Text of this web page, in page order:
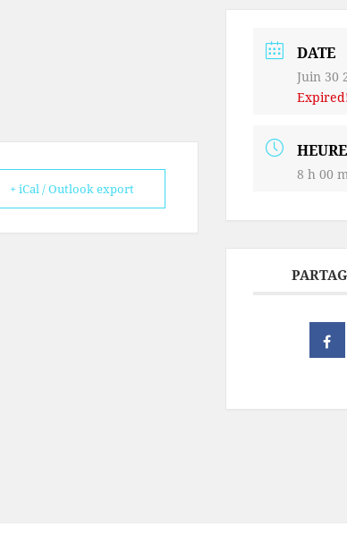
+ iCal / Outlook export
DATE
Juin 30
HEURE
8 h 00